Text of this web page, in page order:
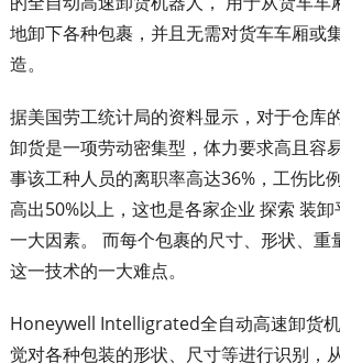
地卸下各种包裹，并且无需对货车车厢或
造。
据美国劳工统计局的资料显示，对于仓库
卸货是一项劳动密集型，体力要求高且容
事该工种人员的离职率高达36%，工伤比
高出50%以上，这也是各家企业 探索 装
一大因素。 而每个包裹的尺寸、形状、重
这一技术的一大难点。
Honeywell Intelligrated全自动高速卸货
觉对各种包装的形状、尺寸等进行识别，